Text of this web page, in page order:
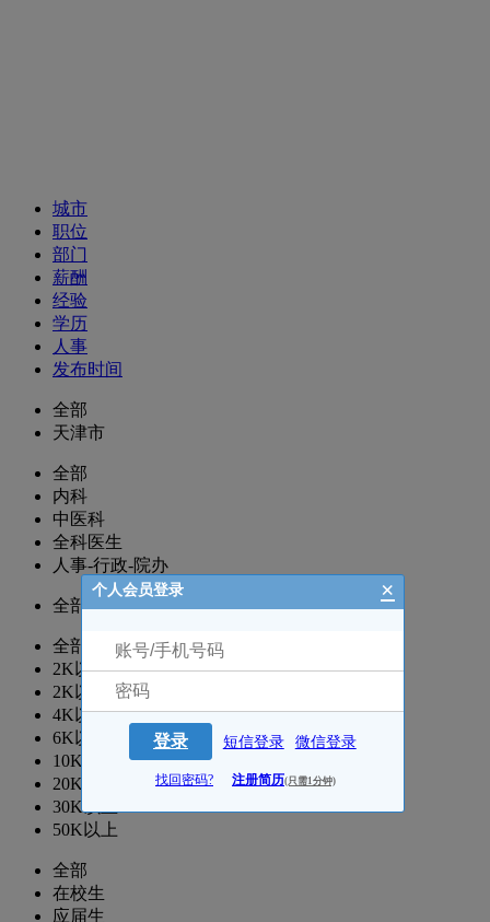
城市
职位
部门
薪酬
经验
学历
人事
发布时间
全部
天津市
全部
内科
中医科
全科医生
人事-行政-院办
全部
全部
2K以下
2K以上
4K以上
6K以上
10K以上
20K以上
30K以上
50K以上
全部
在校生
应届生
个人会员登录 ×
登录 短信登录 微信登录
找回密码? 注册简历(只需1分钟)